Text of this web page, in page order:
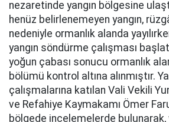
nezaretinde yangın bölgesine
henüz belirlenemeyen yangın,
nedeniyle ormanlık alanda
yangın söndürme çalışması
yoğun çabası sonucu ormanlık
bölümü kontrol altına alınmıştır.
çalışmalarına katılan Vali Vekili
ve Refahiye Kaymakamı Ömer
bölgede incelemelerde